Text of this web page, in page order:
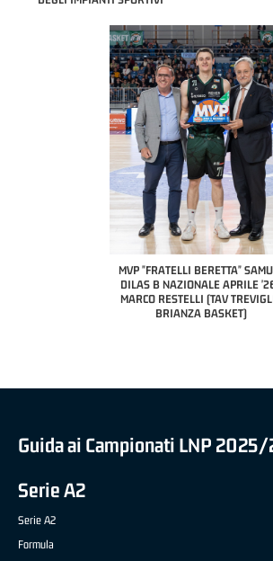
MVP "FRATELLI BERETTA"
DILAS B NAZIONALE APRILE
MARCO RESTELLI (TAV
BRIANZA BASKET)
Guida ai Campionati LNP
Serie A2
Serie A2
Formula